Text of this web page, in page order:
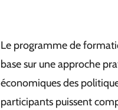
Le programme de
base sur une approche
économiques des
participants puissent